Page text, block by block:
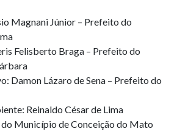
Magnani Júnior – Prefeito do
Felisberto Braga – Prefeito do
Damon Lázaro de Sena – Prefeito do
Reinaldo César de Lima
Município de Conceição do Mato